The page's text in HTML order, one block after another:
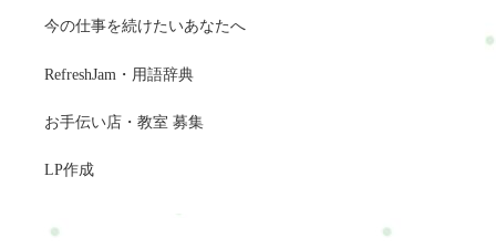
今の仕事を続けたいあなたへ
RefreshJam・用語辞典
お手伝い店・教室 募集
LP作成